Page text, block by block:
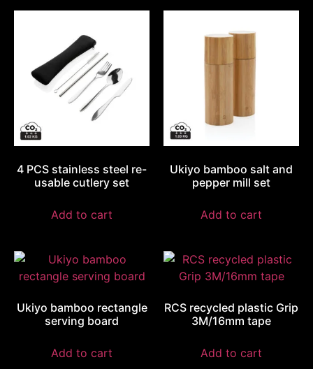
4 PCS stainless steel re-
usable cutlery set
Add to cart
Ukiyo bamboo salt and
pepper mill set
Add to cart
Ukiyo bamboo rectangle
serving board
Add to cart
RCS recycled plastic Grip
3M/16mm tape
Add to cart